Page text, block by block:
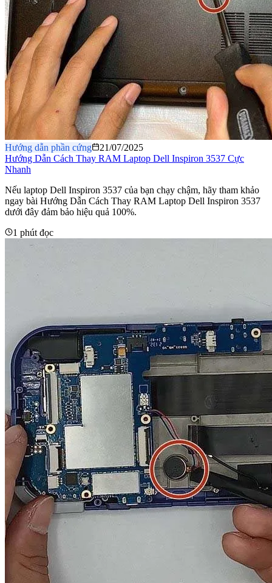
Hướng dẫn phần cứng
21/07/2025
Hướng Dẫn Cách Thay RAM Laptop Dell Inspiron 3537 Cực
Nhanh
Nếu laptop Dell Inspiron 3537 của bạn chạy chậm, hãy tham khảo
ngay bài Hướng Dẫn Cách Thay RAM Laptop Dell Inspiron 3537
dưới đây đảm bảo hiệu quả 100%.
1 phút đọc